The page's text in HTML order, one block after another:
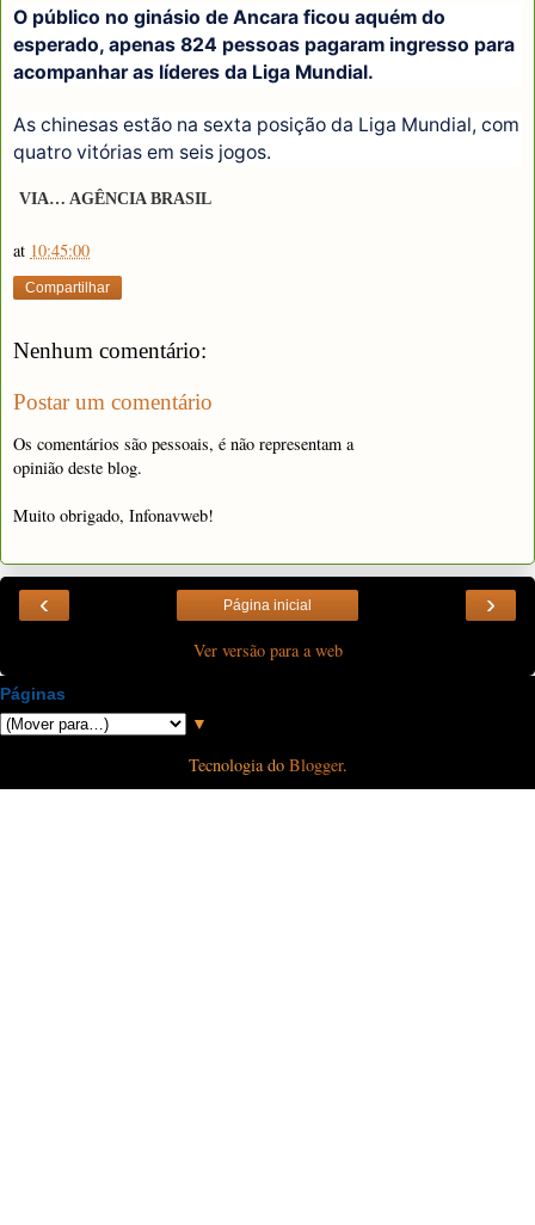
O público no ginásio de Ancara ficou aquém do
esperado, apenas 824 pessoas pagaram ingresso para
acompanhar as líderes da Liga Mundial.
As chinesas estão na sexta posição da Liga Mundial, com
quatro vitórias em seis jogos.
VIA… AGÊNCIA BRASIL
at 10:45:00
Compartilhar
Nenhum comentário:
Postar um comentário
Os comentários são pessoais, é não representam a
opinião deste blog.
Muito obrigado, Infonavweb!
‹ ›
Página inicial
Ver versão para a web
Páginas
▼
Tecnologia do Blogger.